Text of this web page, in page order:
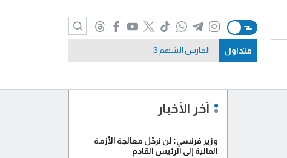
متداول الفارس الشهم 3
آخر الأخبار
وزير فرنسي: لن نرحّل معالجة الأزمة
المالية إلى الرئيس القادم